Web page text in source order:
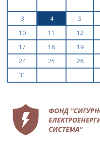
3
4 5
10
11 12
17
18 19
24
25 26
31